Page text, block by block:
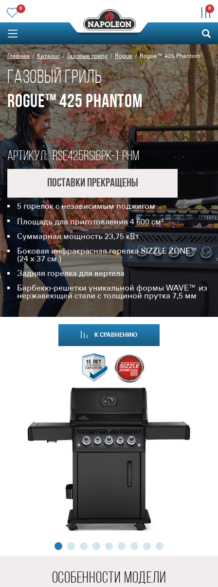
0 0
Главная Каталог Газовые грили Rogue Rogue™ 425 Phantom
ГАЗОВЫЙ ГРИЛЬ
ROGUE™ 425 PHANTOM
Артикул: RSE425RSIBPK-1-PHM
Поставки прекращены
5 горелок с независимым поджигом
Площадь для приготовления 4 600 см²
Суммарная мощность 23,75 кВт
Боковая инфракрасная горелка SIZZLE ZONE™
(24 х 37 см.)
Задняя горелка для вертела
Барбекю-решетки уникальной формы WAVE™ из
нержавеющей стали с толщиной прутка 7,5 мм
К СРАВНЕНИЮ
ОСОБЕННОСТИ МОДЕЛИ